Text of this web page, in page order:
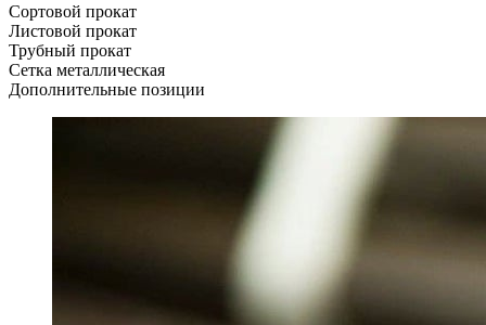
Сортовой прокат
Листовой прокат
Трубный прокат
Сетка металлическая
Дополнительные позиции